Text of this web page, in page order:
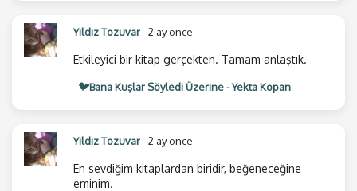
Yıldız Tozuvar- 2 ay önce
Etkileyici bir kitap gerçekten. Tamam anlaştık.
🐦Bana Kuşlar Söyledi Üzerine - Yekta Kopan
Yıldız Tozuvar- 2 ay önce
En sevdiğim kitaplardan biridir, beğeneceğine
eminim.